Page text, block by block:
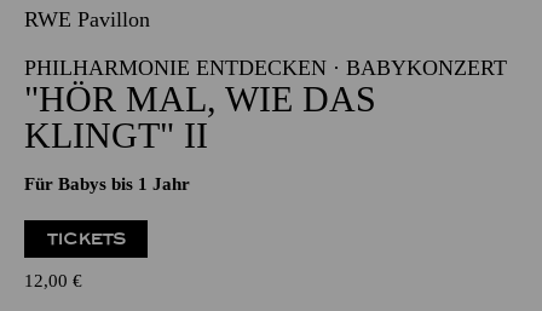
RWE Pavillon
PHILHARMONIE ENTDECKEN · BABYKONZERT
"HÖR MAL, WIE DAS
KLINGT" II
Für Babys bis 1 Jahr
TICKETS
12,00 €